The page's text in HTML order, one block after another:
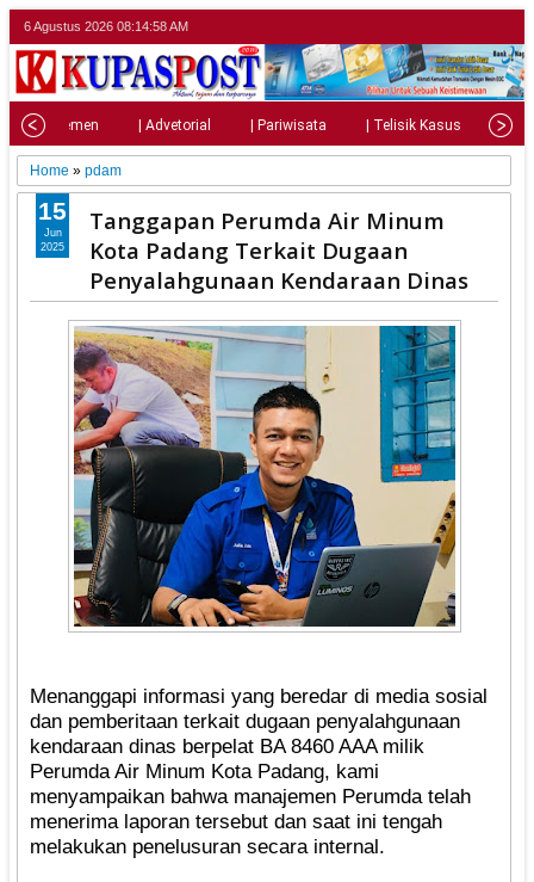
6 Agustus 2026 08:15:00 AM
| Parlemen | Advetorial | Pariwisata | Telisik Kasus |
Home »pdam
Tanggapan Perumda Air Minum
Kota Padang Terkait Dugaan
Penyalahgunaan Kendaraan Dinas
Menanggapi informasi yang beredar di media sosial
dan pemberitaan terkait dugaan penyalahgunaan
kendaraan dinas berpelat BA 8460 AAA milik
Perumda Air Minum Kota Padang, kami
menyampaikan bahwa manajemen Perumda telah
menerima laporan tersebut dan saat ini tengah
melakukan penelusuran secara internal.
15
Jun
2025